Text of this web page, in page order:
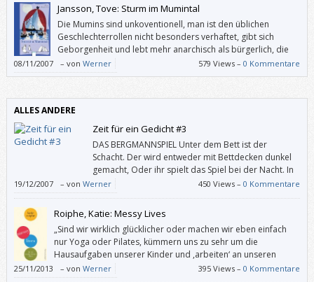
Jansson, Tove: Sturm im Mumintal
Die Mumins sind unkoventionell, man ist den üblichen
Geschlechterrollen nicht besonders verhaftet, gibt sich
Geborgenheit und lebt mehr anarchisch als bürgerlich, die
Erwachsenen sind auch kindlich und die Kinder zum Teil sehr
erwachsen, und es bereitet Jung wie Alt großes Vergnügen, in diese Welt
Schriftstellerin Tove Jansson ab 1945 geschaffen hat.
08/11/2007 – von Werner 579 Views –0 Kommentare
ALLES ANDERE
Zeit für ein Gedicht #3
DAS BERGMANNSPIEL Unter dem Bett ist der
Schacht. Der wird entweder mit Bettdecken dunkel
gemacht, Oder ihr spielt das Spiel bei der Nacht. In
den Schacht schüttet ihr erst recht viel Kohlen. Die
muss der Bergmann auf dem Bauche herausholen. Ein Licht oder
Spirituskocher und zum Graben Eine Schaufel muss jeder Bergmann
haben. Außerdem muss […]
19/12/2007 – von Werner 450 Views –0 Kommentare
Roiphe, Katie: Messy Lives
„Sind wir wirklich glücklicher oder machen wir eben einfach
nur Yoga oder Pilates, kümmern uns zu sehr um die
Hausaufgaben unserer Kinder und ,arbeiten‘ an unseren
Beziehungen?“
25/11/2013 – von Werner 395 Views –0 Kommentare